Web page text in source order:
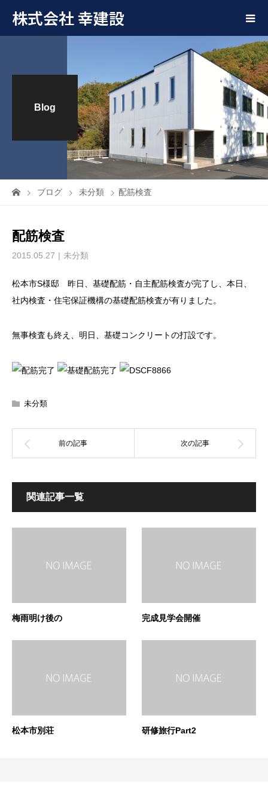
株式会社 幸建設
Blog
ブログ 未分類 配筋検査
配筋検査
2015.05.27 未分類
松本市S様邸 昨日、基礎配筋・自主配筋検査が完了し、本日、
社内検査・住宅保証機構の基礎配筋検査が有りました。
無事検査も終え、明日、基礎コンクリートの打設です。
未分類
関連記事一覧
梅雨明け後の 完成見学会開催
松本市別荘 研修旅行Part2